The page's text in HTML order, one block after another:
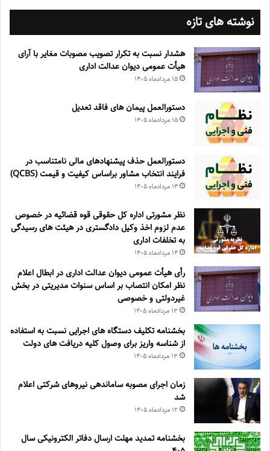
نوشته های تازه
هشدار نسبت به تکرار تصویب مصوبات مغایر با آرای
هیأت عمومی دیوان عدالت اداری
۱۵ مرداد‌ماه ۱۴۰۵
دستورالعمل پیمان های فاقد تعدیل
۱۵ مرداد‌ماه ۱۴۰۵
دستورالعمل حذف پيشنهادهای مالی نامتناسب در
فرايند انتخاب مشاور براساس كيفيت و قيمت (QCBS)
۱۴ مرداد‌ماه ۱۴۰۵
نظر مشورتی اداره کل حقوقی قوه قضائیه در خصوص
عدم لزوم اخذ وکیل دادگستری در هیئت های رسیدگی
به تخلفات اداری
۱۴ مرداد‌ماه ۱۴۰۵
رأی هیأت عمومی دیوان عدالت اداری در ابطال اعلام
نظر امکان انتصاب بر اساس سنوات مدیریتی در بخش
غیردولتی و خصوصی
۱۳ مرداد‌ماه ۱۴۰۵
بخشنامه تکلیف دستگاه های اجرایی نسبت به استفاده
از شناسه واریز برای وصول کلیه دریافت های دولت
۱۳ مرداد‌ماه ۱۴۰۵
زمان اجرای مصوبه ساماندهی نیروهای شرکتی اعلام
شد
۱۲ مرداد‌ماه ۱۴۰۵
بخشنامه تمدید مهلت ارسال دفاتر الکترونیکی سال